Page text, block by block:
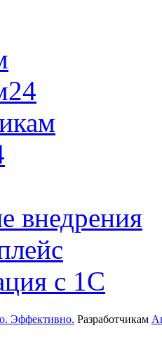
внедрения
с 1С
Разработчикам